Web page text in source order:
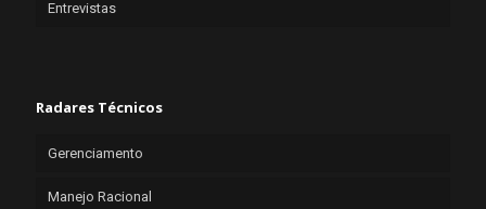
Entrevistas
Radares Técnicos
Gerenciamento
Manejo Racional